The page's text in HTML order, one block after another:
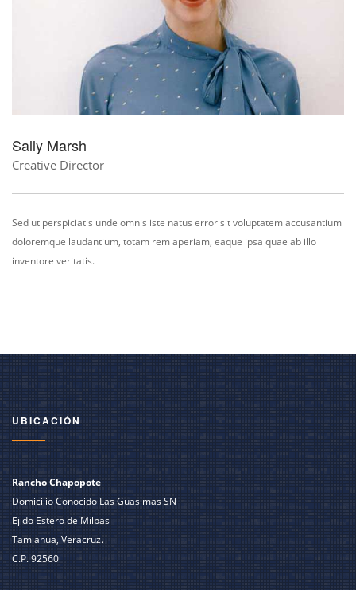
Sally Marsh
Creative Director
Sed ut perspiciatis unde omnis iste natus error sit voluptatem accusantium
doloremque laudantium, totam rem aperiam, eaque ipsa quae ab illo
inventore veritatis.
UBICACIÓN
Rancho Chapopote
Domicilio Conocido Las Guasimas SN
Ejido Estero de Milpas
Tamiahua, Veracruz.
C.P. 92560